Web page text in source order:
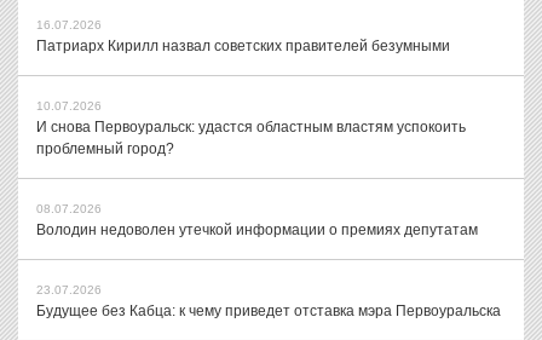
16.07.2026
Патриарх Кирилл назвал советских правителей безумными
10.07.2026
И снова Первоуральск: удастся областным властям успокоить
проблемный город?
08.07.2026
Володин недоволен утечкой информации о премиях депутатам
23.07.2026
Будущее без Кабца: к чему приведет отставка мэра Первоуральска